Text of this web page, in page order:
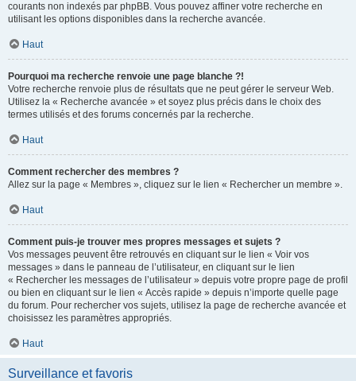
courants non indexés par phpBB. Vous pouvez affiner votre recherche en
utilisant les options disponibles dans la recherche avancée.
Haut
Pourquoi ma recherche renvoie une page blanche ?!
Votre recherche renvoie plus de résultats que ne peut gérer le serveur Web.
Utilisez la « Recherche avancée » et soyez plus précis dans le choix des
termes utilisés et des forums concernés par la recherche.
Haut
Comment rechercher des membres ?
Allez sur la page « Membres », cliquez sur le lien « Rechercher un membre ».
Haut
Comment puis-je trouver mes propres messages et sujets ?
Vos messages peuvent être retrouvés en cliquant sur le lien « Voir vos
messages » dans le panneau de l’utilisateur, en cliquant sur le lien
« Rechercher les messages de l’utilisateur » depuis votre propre page de profil
ou bien en cliquant sur le lien « Accès rapide » depuis n’importe quelle page
du forum. Pour rechercher vos sujets, utilisez la page de recherche avancée et
choisissez les paramètres appropriés.
Haut
Surveillance et favoris